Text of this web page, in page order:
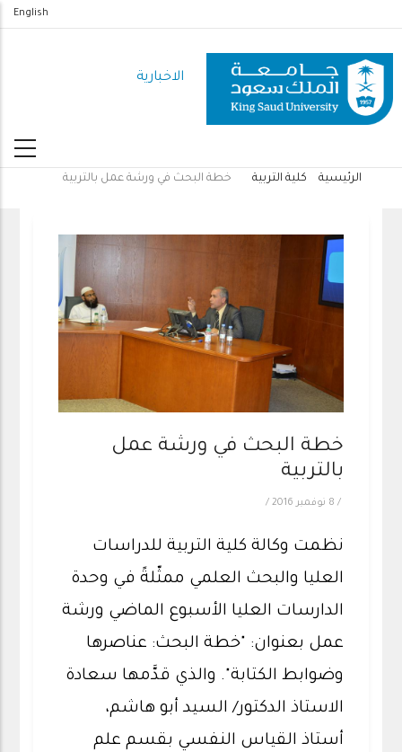
المحتوى
الرئيسي
English
الاخبارية
الرئيسية كلية التربية خطة البحث في ورشة عمل بالتربية
خطة البحث في ورشة عمل
بالتربية
/ 8 نوفمبر 2016 /
نظمت وكالة كلية التربية للدراسات
العليا والبحث العلمي ممثّلةً في وحدة
الدارسات العليا الأسبوع الماضي ورشة
عمل بعنوان: "خطة البحث: عناصرها
وضوابط الكتابة". والذي قدَّمها سعادة
الاستاذ الدكتور/ السيد أبو هاشم،
أستاذ القياس النفسي بقسم علم